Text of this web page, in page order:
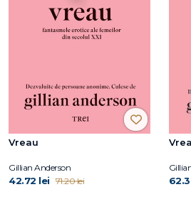
Vreau
Gillian Anderson
42.72 lei 71.20 lei